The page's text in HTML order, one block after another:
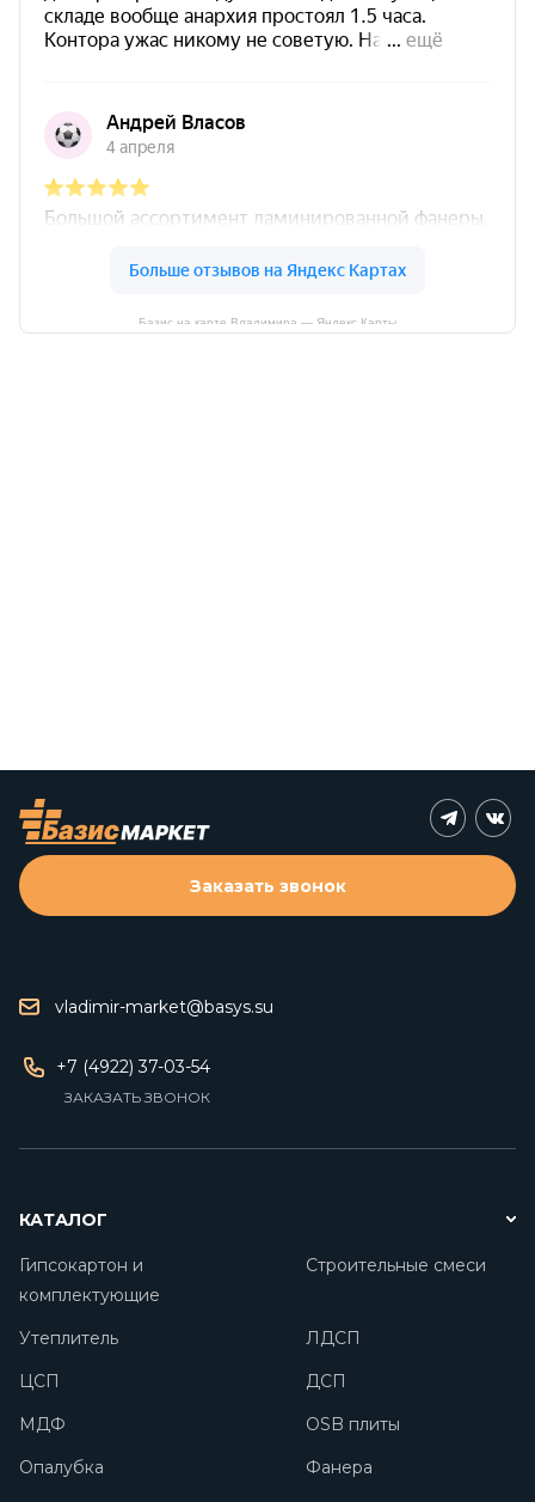
Базис на карте Владимира — Яндекс Карты
vladimir-market@basys.su
+7 (4922) 37-03-54
ЗАКАЗАТЬ ЗВОНОК
Заказать звонок
КАТАЛОГ
Гипсокартон и
комплектующие
Строительные смеси
Утеплитель
ЛДСП
ЦСП
ДСП
МДФ
OSB плиты
Опалубка
Фанера